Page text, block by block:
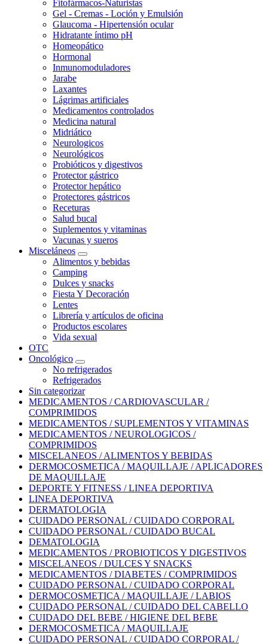
Fitofármacos-Naturistas
Gel - Cremas - Loción y Emulsión
Glaucoma - Hipertensión ocular
Hidratante íntimo pH
Homeopático
Hormonal
Inmunomoduladores
Jarabe
Laxantes
Lágrimas artificiales
Medicamentos controlados
Medicina natural
Midriático
Neurologicos
Neurológicos
Probióticos y digestivos
Protector gástrico
Protector hepático
Protectores gástricos
Receturas
Salud bucal
Suplementos y vitaminas
Vacunas y sueros
Misceláneos
Alimentos y bebidas
Camping
Dulces y snacks
Fiesta Y Decoración
Lentes
Librería y artículos de oficina
Productos escolares
Vida sexual
OTC
Oncológico
No refrigerados
Refrigerados
Sin categorizar
MEDICAMENTOS / CARDIOVASCULAR /
COMPRIMIDOS
MEDICAMENTOS / SUPLEMENTOS Y VITAMINAS
MEDICAMENTOS / NEUROLOGICOS /
COMPRIMIDOS
MISCELANEOS / ALIMENTOS Y BEBIDAS
DERMOCOSMETICA / MAQUILLAJE / APLICADORES
DE MAQUILLAJE
DEPORTE Y FITNESS / LINEA DEPORTIVA
LINEA DEPORTIVA
DERMATOLOGIA
CUIDADO PERSONAL / CUIDADO CORPORAL
CUIDADO PERSONAL / CUIDADO BUCAL
DEMATOLOGIA
MEDICAMENTOS / PROBIOTICOS Y DIGESTIVOS
MISCELANEOS / DULCES Y SNACKS
MEDICAMENTOS / DIABETES / COMPRIMIDOS
CUIDADO PERSONAL / CUIDADO CORPORAL
DERMOCOSMETICA / MAQUILLAJE / LABIOS
CUIDADO PERSONAL / CUIDADO DEL CABELLO
CUIDADO DEL BEBE / HIGIENE DEL BEBE
DERMOCOSMETICA / MAQUILLAJE
CUIDADO PERSONAL / CUIDADO CORPORAL /